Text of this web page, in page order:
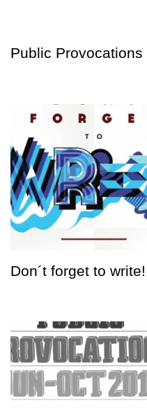
Public Provocations
Don´t forget to write!